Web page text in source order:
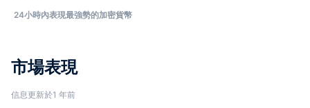
市場表現
信息更新於1 年前
24小時內表現最強勢的加密貨幣